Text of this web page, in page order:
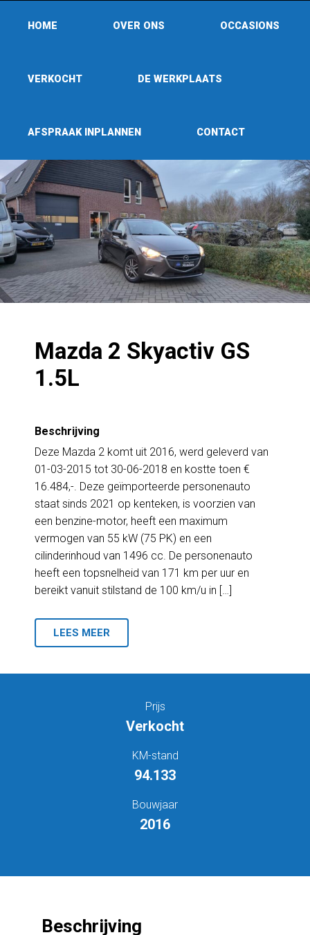
HOME OVER ONS OCCASIONS
VERKOCHT DE WERKPLAATS
AFSPRAAK INPLANNEN CONTACT
Mazda 2 Skyactiv GS
1.5L
Beschrijving
Deze Mazda 2 komt uit 2016, werd geleverd van
01-03-2015 tot 30-06-2018 en kostte toen €
16.484,-. Deze geïmporteerde personenauto
staat sinds 2021 op kenteken, is voorzien van
een benzine-motor, heeft een maximum
vermogen van 55 kW (75 PK) en een
cilinderinhoud van 1496 cc. De personenauto
heeft een topsnelheid van 171 km per uur en
bereikt vanuit stilstand de 100 km/u in […]
LEES MEER
Prijs
Verkocht
KM-stand
94.133
Bouwjaar
2016
Beschrijving